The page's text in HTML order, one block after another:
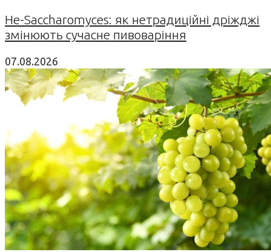
Не-Saccharomyces: як нетрадиційні дріжджі
змінюють сучасне пивоваріння
07.08.2026